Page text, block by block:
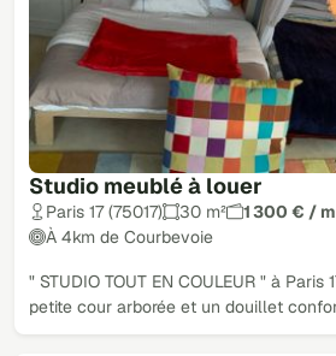
Studio meublé à louer
Paris 17 (75017) 30 m²
1 300 € /
À 4km de Courbevoie
" STUDIO TOUT EN COULEUR " à Paris
petite cour arborée et un douillet